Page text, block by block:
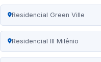
Residencial Green Ville
Residencial III Milênio